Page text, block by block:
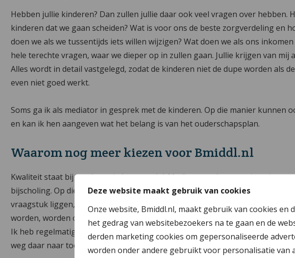
Deze website maakt gebruik van cookies
Onze website, Bmiddl.nl, maakt gebruik van cookies
het gedrag van websitebezoekers na te gaan en de
derden marketing cookies om gepersonaliseerde
worden onder andere gebruikt voor personalisatie
Hebben jullie kinderen? Dan zullen jullie daar ook veel vragen over hebben.
kinderen dat we gaan scheiden? Wat is voor ons de beste zorgverdeling en
doen we als we tussentijds iets willen wijzigen? Wat doen we als ons
hele terechte vragen, waar we dieper op in zullen gaan. Jullie krijgen van mij
Alles wordt in detail vastgelegd, zodat de kinderen niet de dupe worden als
even niet goed werkt.
Soms ga ik als mediator in gesprek met de kinderen. Op die manier kunnen
en kan ik hen aangeven wat het belang is van het ouderschapsplan.
Waarom nog meer kiezen voor Bmiddl.nl
Kwaliteit staat bij ons hoog in het vaandel. Mediators volgen continue
bijscholing. Op die manier zijn zij op de hoogte van de laatste regelgeving.
vraagstuk liggen, dan is het hele team bereikbaar om mee te denken. De
worden, worden ook altijd nagekeken door een ander, zodat fouten zoveel
Ik heb regelmatig contact met een inmiddels groot netwerk aan adviseurs en
weg daar naar toe makkelijk te maken is.